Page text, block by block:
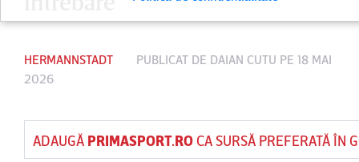
HERMANNSTADT PUBLICAT DE DAIAN CUTU PE 18 MAI
2026
ADAUGĂ PRIMASPORT.ROCA SURSĂ PREFERATĂ ÎN